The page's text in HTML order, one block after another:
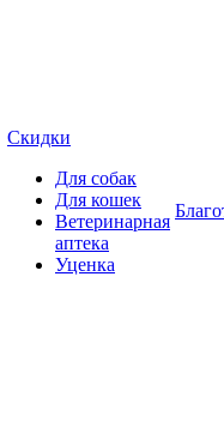
Скидки
Для собак
Для кошек
Ветеринарная
аптека
Уценка